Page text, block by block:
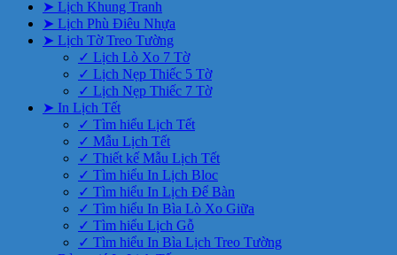
➤ Lịch Khung Tranh
➤ Lịch Phù Điêu Nhựa
➤ Lịch Tờ Treo Tường
✓ Lịch Lò Xo 7 Tờ
✓ Lịch Nẹp Thiếc 5 Tờ
✓ Lịch Nẹp Thiếc 7 Tờ
➤ In Lịch Tết
✓ Tìm hiểu Lịch Tết
✓ Mẫu Lịch Tết
✓ Thiết kế Mẫu Lịch Tết
✓ Tìm hiểu In Lịch Bloc
✓ Tìm hiểu In Lịch Để Bàn
✓ Tìm hiểu In Bìa Lò Xo Giữa
✓ Tìm hiểu Lịch Gỗ
✓ Tìm hiểu In Bìa Lịch Treo Tường